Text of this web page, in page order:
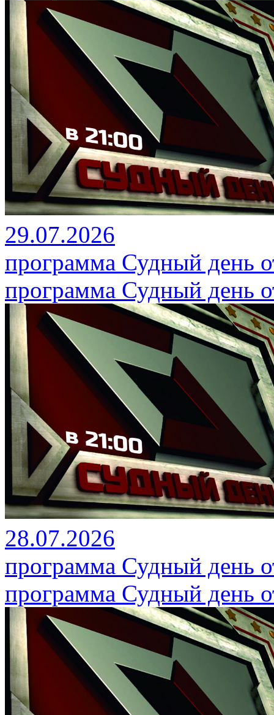
29.07.2026
программа Судный день
программа Судный день
28.07.2026
программа Судный день
программа Судный день